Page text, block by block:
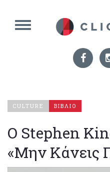
CULTURE ΒΙΒΛΙΟ
O Stephen
«Μην Κάνεις